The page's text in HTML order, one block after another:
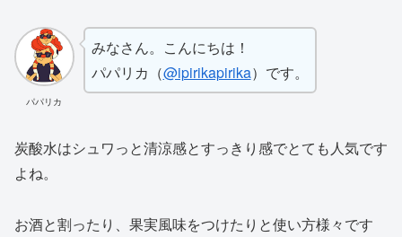
パパリカ
みなさん。こんにちは！
パパリカ（@ipirikapirika）です。
炭酸水はシュワっと清涼感とすっきり感でとても人気です
よね。
お酒と割ったり、果実風味をつけたりと使い方様々です